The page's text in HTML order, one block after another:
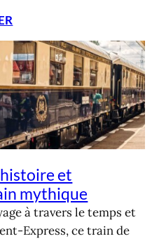
histoire et
mythique
à travers le temps et
Express, ce train de